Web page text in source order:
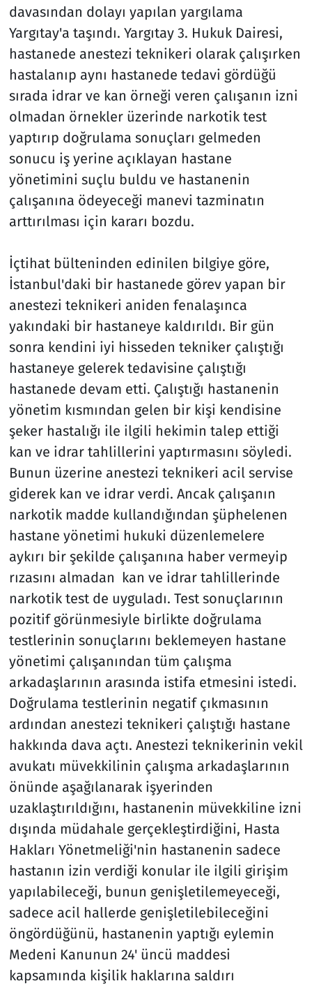
davasından dolayı yapılan yargılama
Yargıtay'a taşındı. Yargıtay 3. Hukuk Dairesi,
hastanede anestezi teknikeri olarak çalışırken
hastalanıp aynı hastanede tedavi gördüğü
sırada idrar ve kan örneği veren çalışanın izni
olmadan örnekler üzerinde narkotik test
yaptırıp doğrulama sonuçları gelmeden
sonucu iş yerine açıklayan hastane
yönetimini suçlu buldu ve hastanenin
çalışanına ödeyeceği manevi tazminatın
arttırılması için kararı bozdu.
İçtihat bülteninden edinilen bilgiye göre,
İstanbul'daki bir hastanede görev yapan bir
anestezi teknikeri aniden fenalaşınca
yakındaki bir hastaneye kaldırıldı. Bir gün
sonra kendini iyi hisseden tekniker çalıştığı
hastaneye gelerek tedavisine çalıştığı
hastanede devam etti. Çalıştığı hastanenin
yönetim kısmından gelen bir kişi kendisine
şeker hastalığı ile ilgili hekimin talep ettiği
kan ve idrar tahlillerini yaptırmasını söyledi.
Bunun üzerine anestezi teknikeri acil servise
giderek kan ve idrar verdi. Ancak çalışanın
narkotik madde kullandığından şüphelenen
hastane yönetimi hukuki düzenlemelere
aykırı bir şekilde çalışanına haber vermeyip
rızasını almadan kan ve idrar tahlillerinde
narkotik test de uyguladı. Test sonuçlarının
pozitif görünmesiyle birlikte doğrulama
testlerinin sonuçlarını beklemeyen hastane
yönetimi çalışanından tüm çalışma
arkadaşlarının arasında istifa etmesini istedi.
Doğrulama testlerinin negatif çıkmasının
ardından anestezi teknikeri çalıştığı hastane
hakkında dava açtı. Anestezi teknikerinin vekil
avukatı müvekkilinin çalışma arkadaşlarının
önünde aşağılanarak işyerinden
uzaklaştırıldığını, hastanenin müvekkiline izni
dışında müdahale gerçekleştirdiğini, Hasta
Hakları Yönetmeliği'nin hastanenin sadece
hastanın izin verdiği konular ile ilgili girişim
yapılabileceği, bunun genişletilemeyeceği,
sadece acil hallerde genişletilebileceğini
öngördüğünü, hastanenin yaptığı eylemin
Medeni Kanunun 24' üncü maddesi
kapsamında kişilik haklarına saldırı
Televizyon